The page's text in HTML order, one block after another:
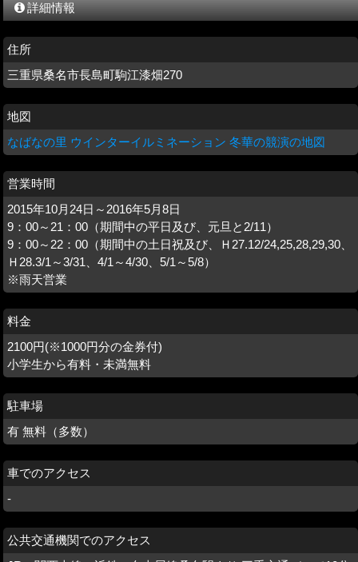
詳細情報
住所
三重県桑名市長島町駒江漆畑270
地図
なばなの里 ウインターイルミネーション 冬華の競演の地図
営業時間
2015年10月24日～2016年5月8日
9：00～21：00（期間中の平日及び、元旦と2/11）
9：00～22：00（期間中の土日祝及び、Ｈ27.12/24,25,28,29,30、
Ｈ28.3/1～3/31、4/1～4/30、5/1～5/8）
※雨天営業
料金
2100円(※1000円分の金券付)
小学生から有料・未満無料
駐車場
有 無料（多数）
車でのアクセス
-
公共交通機関でのアクセス